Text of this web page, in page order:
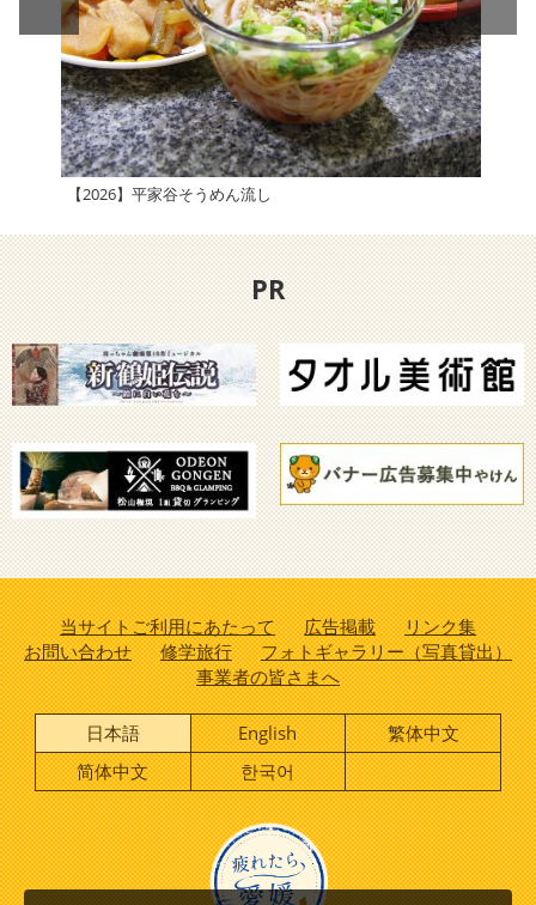
【2026】平家谷そうめん流し
PR
当サイトご利用にあたって 広告掲載
リンク集
お問い合わせ
修学旅行
フォトギャラリー（写真貸出）
事業者の皆さまへ
日本語 English
繁体中文
简体中文
한국어